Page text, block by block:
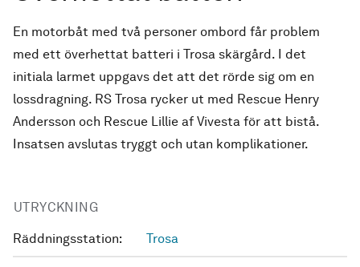
En motorbåt med två personer ombord får problem
med ett överhettat batteri i Trosa skärgård. I det
initiala larmet uppgavs det att det rörde sig om en
lossdragning. RS Trosa rycker ut med Rescue Henry
Andersson och Rescue Lillie af Vivesta för att bistå.
Insatsen avslutas tryggt och utan komplikationer.
UTRYCKNING
Räddningsstation: Trosa